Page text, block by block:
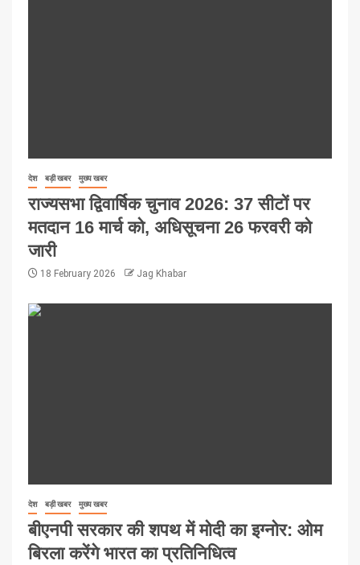
देश बड़ी खबर मुख्य खबर
राज्यसभा द्विवार्षिक चुनाव 2026: 37 सीटों पर
मतदान 16 मार्च को, अधिसूचना 26 फरवरी को
जारी
18 February 2026 Jag Khabar
देश बड़ी खबर मुख्य खबर
बीएनपी सरकार की शपथ में मोदी का इग्नोर: ओम
बिरला करेंगे भारत का प्रतिनिधित्व